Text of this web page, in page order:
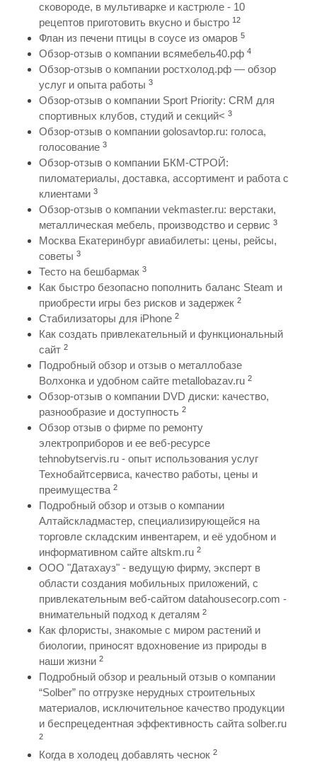
сковороде, в мультиварке и кастрюле - 10
рецептов приготовить вкусно и быстро 12
Флан из печени птицы в соусе из омаров 5
Обзор-отзыв о компании всямебель40.рф 4
Обзор-отзыв о компании ростхолод.рф — обзор
услуг и опыта работы 3
Обзор-отзыв о компании Sport Priority: CRM для
спортивных клубов, студий и секций< 3
Обзор-отзыв о компании golosavtop.ru: голоса,
голосование 3
Обзор-отзыв о компании БКМ-СТРОЙ:
пиломатериалы, доставка, ассортимент и работа с
клиентами 3
Обзор-отзыв о компании vekmaster.ru: верстаки,
металлическая мебель, производство и сервис 3
Москва Екатеринбург авиабилеты: цены, рейсы,
советы 3
Тесто на бешбармак 3
Как быстро безопасно пополнить баланс Steam и
приобрести игры без рисков и задержек 2
Стабилизаторы для iPhone 2
Как создать привлекательный и функциональный
сайт 2
Подробный обзор и отзыв о металлобазе
Волхонка и удобном сайте metallobazav.ru 2
Обзор-отзыв о компании DVD диски: качество,
разнообразие и доступность 2
Обзор отзыв о фирме по ремонту
электроприборов и ее веб-ресурсе
tehnobytservis.ru - опыт использования услуг
Технобайтсервиса, качество работы, цены и
преимущества 2
Подробный обзор и отзыв о компании
Алтайскладмастер, специализирующейся на
торговле складским инвентарем, и её удобном и
информативном сайте altskm.ru 2
ООО "Датахауз" - ведущую фирму, эксперт в
области создания мобильных приложений, с
привлекательным веб-сайтом datahousecorp.com -
внимательный подход к деталям 2
Как флористы, знакомые с миром растений и
биологии, приносят вдохновение из природы в
наши жизни 2
Подробный обзор и реальный отзыв о компании
“Solber” по отгрузке нерудных строительных
материалов, исключительное качество продукции
и беспрецедентная эффективность сайта solber.ru
2
Когда в холодец добавлять чеснок 2